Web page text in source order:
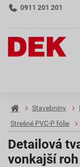
0911 201 201
Stavebniny
Strešné PVC-P fólie
Detailová
vonkajší